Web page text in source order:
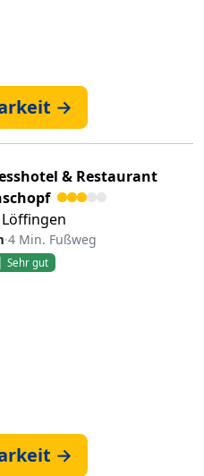
→
& Restaurant
·4 Min. Fußweg
Sehr gut
→